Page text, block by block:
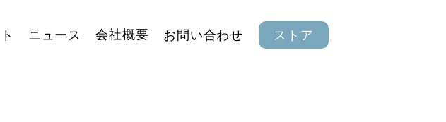
ニュース 会社概要 お問い合わせ ストア